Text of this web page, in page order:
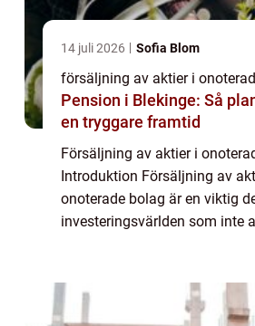
14 juli 2026 Sofia Blom
försäljning av aktier i
Pension i Blekinge: Så
en tryggare framtid
Försäljning av aktier i
Introduktion Försäljning av
onoterade bolag är en viktig
investeringsvärlden som inte
kommer vi a...